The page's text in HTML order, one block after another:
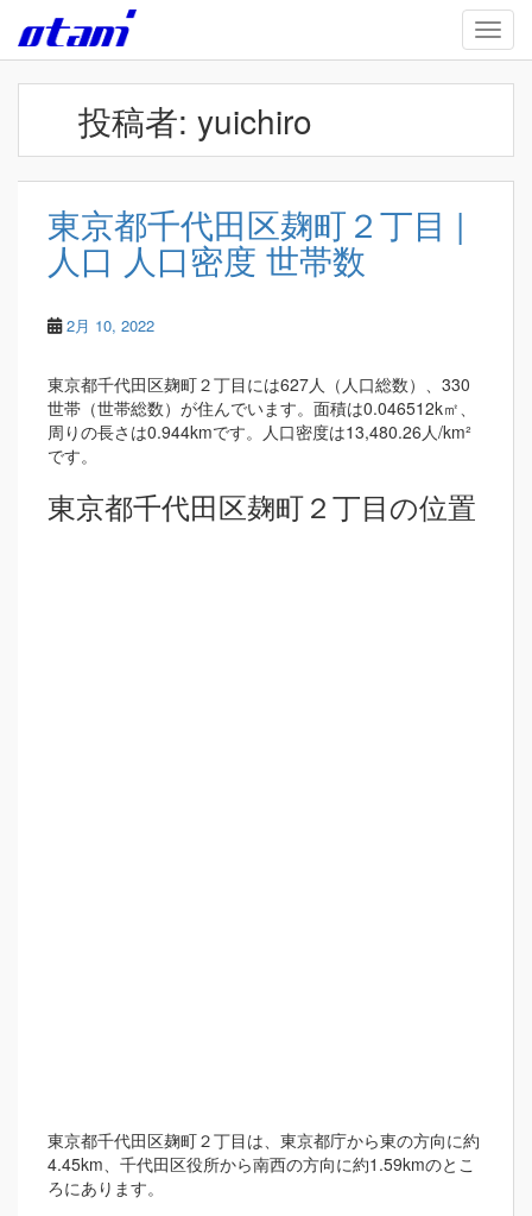
Skip to main content
投稿者: yuichiro
東京都千代田区麹町２丁目 |
人口 人口密度 世帯数
2月 10, 2022
東京都千代田区麹町２丁目には627人（人口総数）、330
世帯（世帯総数）が住んでいます。面積は0.046512k㎡、
周りの長さは0.944kmです。人口密度は13,480.26人/km²
です。
東京都千代田区麹町２丁目の位置
東京都千代田区麹町２丁目は、東京都庁から東の方向に約
4.45km、千代田区役所から南西の方向に約1.59kmのとこ
ろにあります。